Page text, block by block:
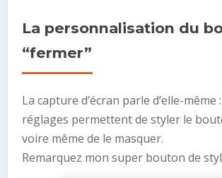
La personnalisation du
“fermer”
La capture d’écran parle d’elle-même
réglages permettent de styler le
voire même de le masquer.
Remarquez mon super bouton de